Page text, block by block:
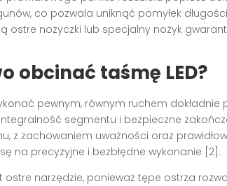
co pozwala uniknąć pomyłek
ostre nożyczki lub specjalny nożyk
obcinać taśmę LED?
pewnym, równym ruchem dokładnie
segmentu i bezpieczne
z zachowaniem uważności oraz
na precyzyjne i bezbłędne wykonanie [2].
ostre narzędzie, ponieważ tępe ostrza